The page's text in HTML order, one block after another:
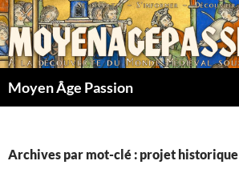
Aller
au
contenu
Moyen Âge Passion
Archives par mot-clé : projet historique